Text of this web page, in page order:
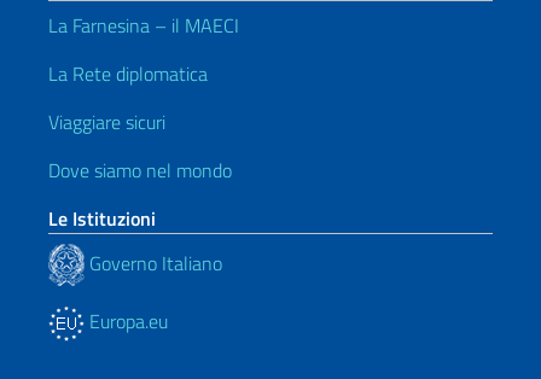
La Farnesina – il MAECI
La Rete diplomatica
Viaggiare sicuri
Dove siamo nel mondo
Le Istituzioni
Governo Italiano
Europa.eu